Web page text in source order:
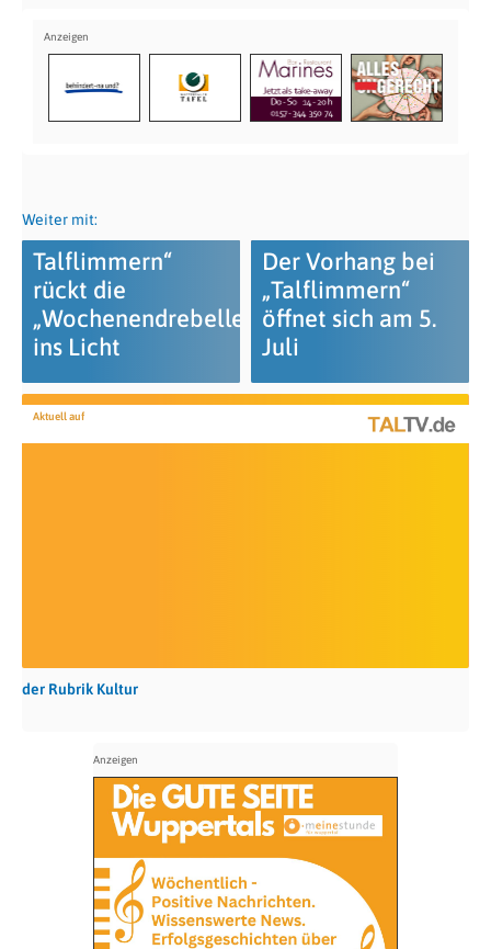
Weiter mit:
Talflimmern“
rückt die
„Wochenendrebellen“
ins Licht
Der Vorhang bei
„Talflimmern“
öffnet sich am 5.
Juli
Aktuell auf
der Rubrik Kultur